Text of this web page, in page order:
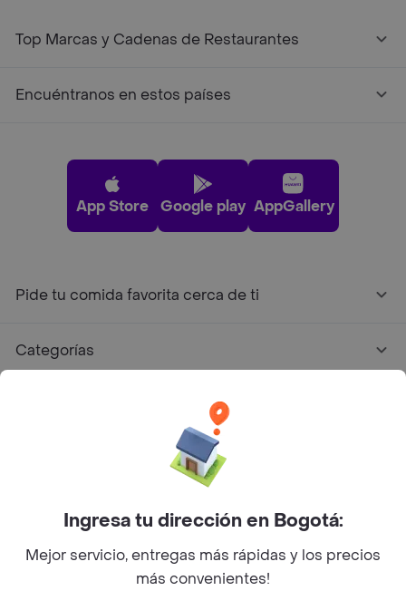
Top Marcas y Cadenas de Restaurantes
Encuéntranos en estos países
App Store Google play AppGallery
Pide tu comida favorita cerca de ti
Categorías
Facebook
Twitter
Instagram
©2026Rappi Inc. All rights reserved.
Ingresa tu dirección en Bogotá:
Mejor servicio, entregas más rápidas y los precios
más convenientes!